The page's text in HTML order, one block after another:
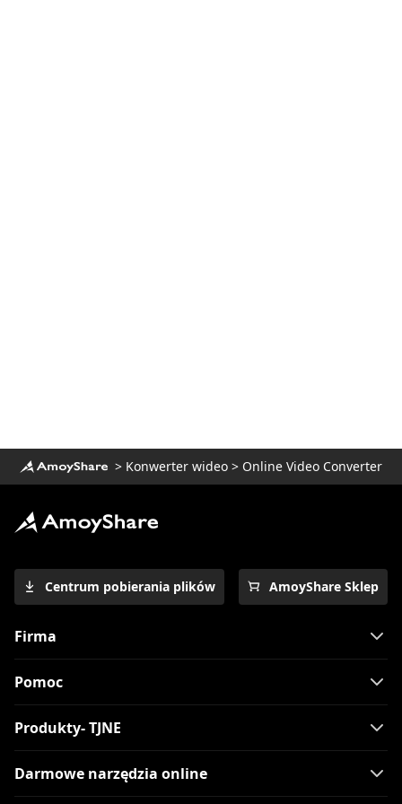
5 najlepszych konwerterów do konwersji
2023 Najnowsze metody konwersji MKV
Sprawdzone metody 4 dotyczące łatwej
konwersji MPEG do MP4
komputerze Mac
Jak szybko naprawić wideo, które nie jest
> Konwerter wideo > Online Video Converter
Centrum pobierania plików AmoyShare Sklep
Firma
Pomoc
Produkty- TJNE
Darmowe narzędzia online